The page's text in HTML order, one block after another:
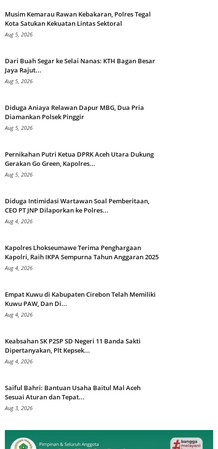
Musim Kemarau Rawan Kebakaran, Polres Tegal
Kota Satukan Kekuatan Lintas Sektoral
Aug 5, 2026
Dari Buah Segar ke Selai Nanas: KTH Bagan Besar
Jaya Rajut...
Aug 5, 2026
Diduga Aniaya Relawan Dapur MBG, Dua Pria
Diamankan Polsek Pinggir
Aug 5, 2026
Pernikahan Putri Ketua DPRK Aceh Utara Dukung
Gerakan Go Green, Kapolres...
Aug 5, 2026
Diduga Intimidasi Wartawan Soal Pemberitaan,
CEO PT JNP Dilaporkan ke Polres...
Aug 4, 2026
Kapolres Lhokseumawe Terima Penghargaan
Kapolri, Raih IKPA Sempurna Tahun Anggaran 2025
Aug 4, 2026
Empat Kuwu di Kabupaten Cirebon Telah Memiliki
Kuwu PAW, Dan Di...
Aug 4, 2026
Keabsahan SK P2SP SD Negeri 11 Banda Sakti
Dipertanyakan, Plt Kepsek...
Aug 4, 2026
Saiful Bahri: Bantuan Usaha Baitul Mal Aceh
Sesuai Aturan dan Tepat...
Aug 3, 2026